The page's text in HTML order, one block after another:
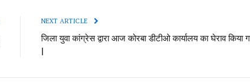
NEXT ARTICLE
जिला युवा कांग्रेस द्वारा आज कोरबा डीटीओ कार्यालय का घेराव किया
|